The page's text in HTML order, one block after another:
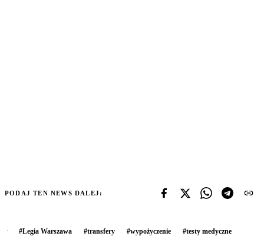
PODAJ TEN NEWS DALEJ:
#Legia Warszawa #transfery #wypożyczenie #testy medyczne